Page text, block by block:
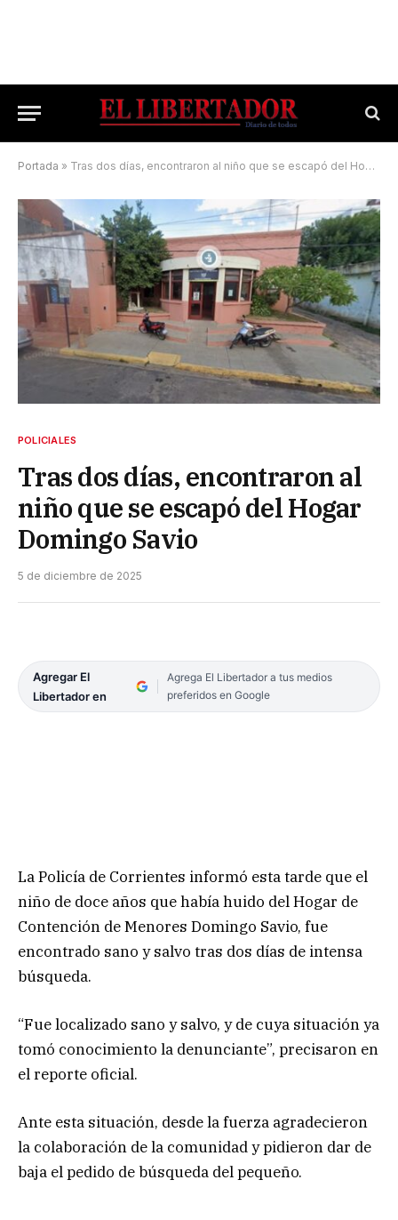
Portada » Tras dos días, encontraron al niño que se escapó del Hogar Domingo Savio
POLICIALES
Tras dos días, encontraron al
niño que se escapó del Hogar
Domingo Savio
5 de diciembre de 2025
Agregar El
Libertador en
Agrega El Libertador a tus medios
preferidos en Google
La Policía de Corrientes informó esta tarde que el
niño de doce años que había huido del Hogar de
Contención de Menores Domingo Savio, fue
encontrado sano y salvo tras dos días de intensa
búsqueda.
“Fue localizado sano y salvo, y de cuya situación ya
tomó conocimiento la denunciante”, precisaron en
el reporte oficial.
Ante esta situación, desde la fuerza agradecieron
la colaboración de la comunidad y pidieron dar de
baja el pedido de búsqueda del pequeño.